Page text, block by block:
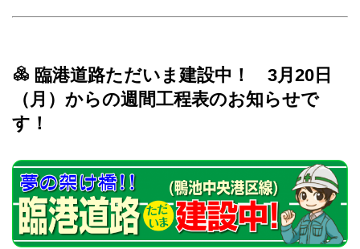
臨港道路ただいま建設中！ 3月20日
（月）からの週間工程表のお知らせで
す！